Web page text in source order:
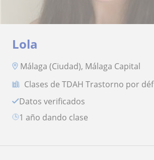
Lola
Málaga (Ciudad), Málaga Capital
Clases de TDAH Trastorno por
Datos verificados
1 año dando clase